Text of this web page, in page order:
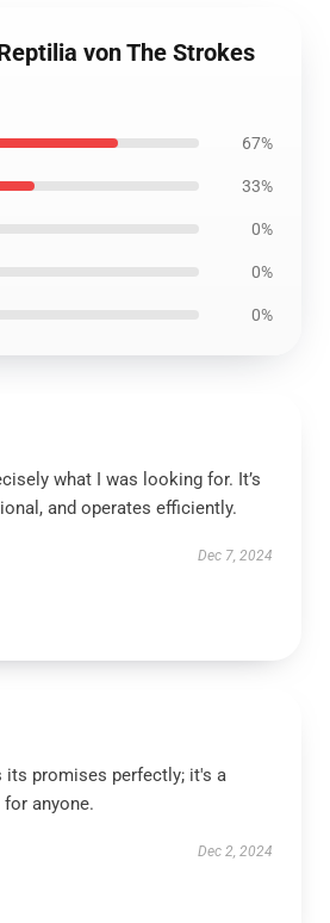
von The Strokes
67%
33%
0%
0%
0%
what I was looking for. It’s
and operates efficiently.
Dec 7, 2024
its promises perfectly; it's a
anyone.
Dec 2, 2024